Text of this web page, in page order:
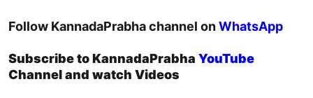
Follow KannadaPrabha channel onWhatsApp
Subscribe to KannadaPrabha YouTube
Channel and watch Videos